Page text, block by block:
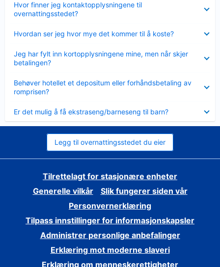
Hvor finner jeg kontaktopplysningene til
overnattingsstedet?
mindre
Hvordan ser jeg hvor mye det kommer til å koste?
mindre
Jeg har fylt inn kortopplysningene mine, men når skjer
betalingen?
mindre
Behøver hotellet et depositum eller forhåndsbetaling av
romprisen?
mindre
Er det mulig å få ekstraseng/barneseng til barn?
mindre
Legg til overnattingsstedet du eier
Tilrettelagt for stasjonære enheter
Generelle vilkår
Slik fungerer siden vår
Personvernerklæring
Tilpass innstillinger for informasjonskapsler
Administrer personlige anbefalinger
Erklæring mot moderne slaveri
Erklæring om menneskerettigheter